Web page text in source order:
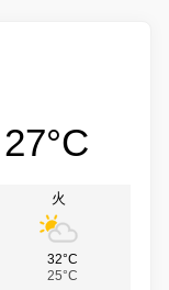
27°C
火
32°C
25°C